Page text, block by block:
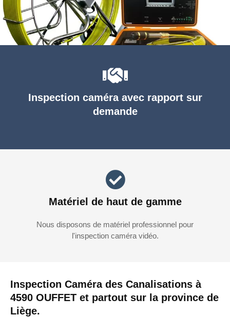
Inspection Caméra des Canalisations à
4590 OUFFET et partout sur la province de
Liège.
Inspection caméra avec rapport sur
demande
Matériel de haut de gamme
Nous disposons de matériel professionnel pour
l'inspection caméra vidéo.